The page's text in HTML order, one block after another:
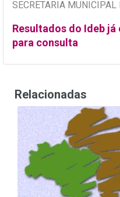
SECRETARIA MUNICIPAL
Resultados do Ideb
para consulta
Relacionadas